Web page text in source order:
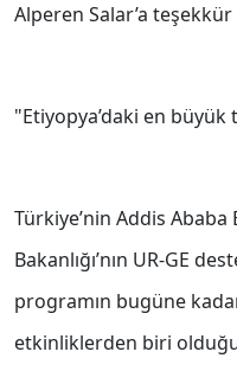
Alperen Salar’a
"Etiyopya’daki en
Türkiye’nin Addis
Bakanlığı’nın UR-GE
programın bugüne
etkinliklerden biri